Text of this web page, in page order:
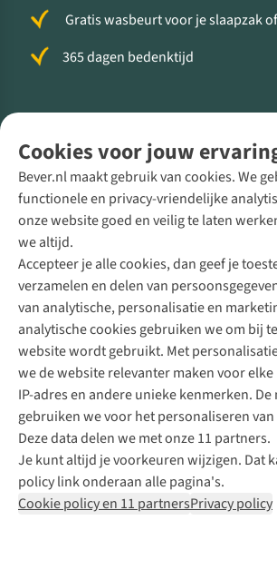
Cookies voor jouw
Bever.nl maakt gebruik van cookies. We
functionele en privacy-vriendelijke
onze website goed en veilig te laten
we altijd.
Accepteer je alle cookies, dan geef je
verzamelen en delen van
van analytische, personalisatie en
analytische cookies gebruiken we om bij
website wordt gebruikt. Met
we de website relevanter maken voor
IP-adres en andere unieke kenmerken.
gebruiken we voor het personaliseren
Deze data delen we met onze 11 partners.
Je kunt altijd je voorkeuren wijzigen. Dat
policy link onderaan alle pagina's.
Cookie policy en 11 partnersPrivacy policy
Gratis wasbeurt voor je slaapzak
365 dagen bedenktijd
Direct advies van een Buitenexpert
+31 (0)85 888 50 88
+31 6 12 28 49 80
Contactformulier